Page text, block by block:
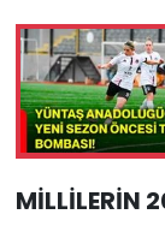
MİLLİLERİN